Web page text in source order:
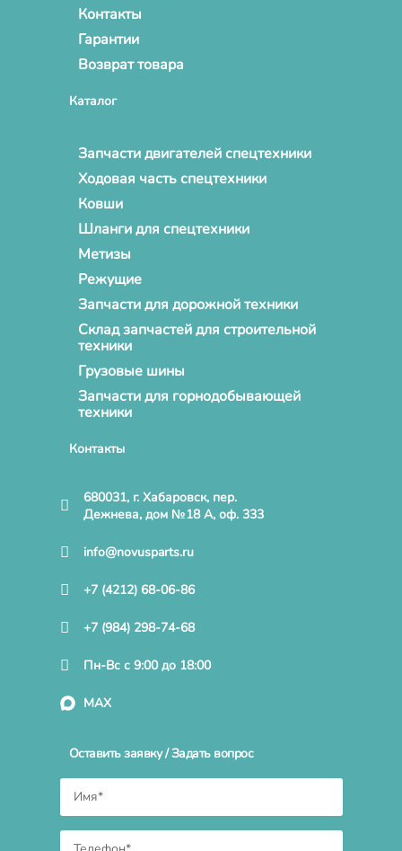
Контакты
Гарантии
Возврат товара
Каталог
Запчасти двигателей спецтехники
Ходовая часть спецтехники
Ковши
Шланги для спецтехники
Метизы
Режущие
Запчасти для дорожной техники
Склад запчастей для строительной
техники
Грузовые шины
Запчасти для горнодобывающей
техники
Контакты
680031, г. Хабаровск, пер.
Дежнева, дом №18 А, оф. 333
info@novusparts.ru
+7 (4212) 68-06-86
+7 (984) 298-74-68
Пн-Вс с 9:00 до 18:00
MAX
Оставить заявку / Задать вопрос